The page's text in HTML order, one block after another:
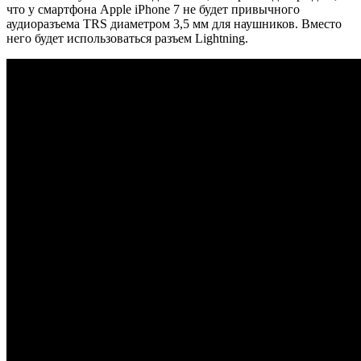
что у смартфона Apple iPhone 7 не будет привычного
аудиоразъема TRS диаметром 3,5 мм для наушников. Вместо
него будет использоваться разъем Lightning.